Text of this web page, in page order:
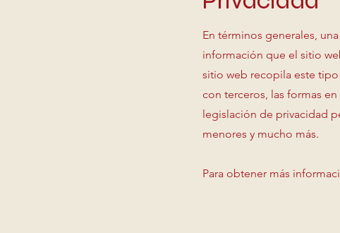
En términos generales,
información que el sitio
sitio web recopila este
con terceros, las formas
legislación de privacidad
menores y mucho más.
Para obtener más